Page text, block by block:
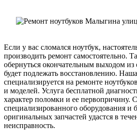
Если у вас сломался ноутбук,
производить ремонт самостоятельно.
обернуться окончательным выходом
будет подлежать восстановлению.
специализируется на ремонте
и моделей. Услуга бесплатной
характер поломки и ее
специализированного оборудования и
оригинальных запчастей удастся в
неисправность.